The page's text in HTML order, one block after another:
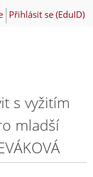
Přihlásit se (EduID)
s vyžitím
mladší